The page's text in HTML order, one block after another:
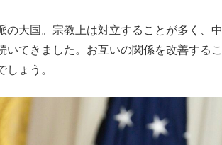
大国。宗教上は対立することが多く、中
てきました。お互いの関係を改善するこ
ょう。